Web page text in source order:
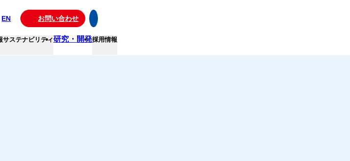
EN お問い合わせ
サステナビリティ研究・開発採用情報